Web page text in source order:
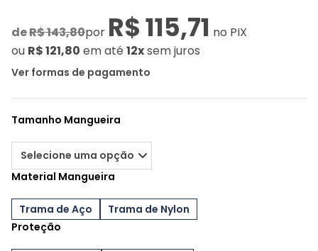
deR$ 143,80por R$ 115,71 no PIX
ou R$ 121,80 em até 12xsem juros
Ver formas de pagamento
Tamanho Mangueira
Material Mangueira
Trama de Aço
Trama de Nylon
Proteção